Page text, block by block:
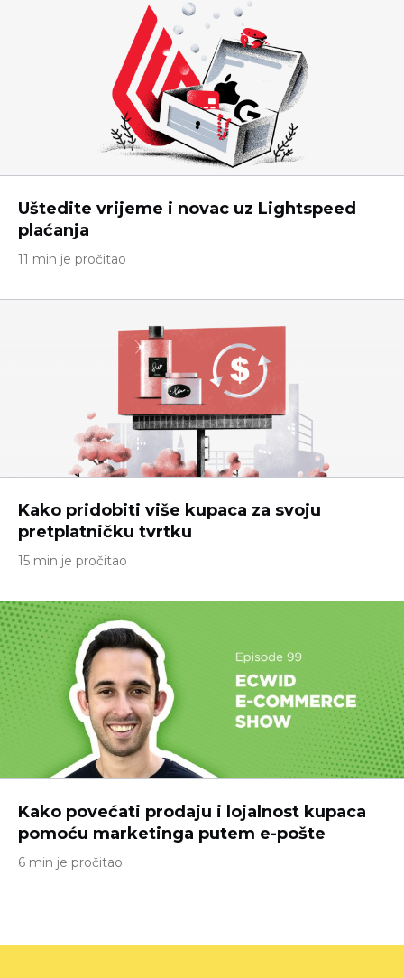
Uštedite vrijeme i novac uz Lightspeed
plaćanja
11 min je pročitao
Kako pridobiti više kupaca za svoju
pretplatničku tvrtku
15 min je pročitao
Kako povećati prodaju i lojalnost kupaca
pomoću marketinga putem e-pošte
6 min je pročitao